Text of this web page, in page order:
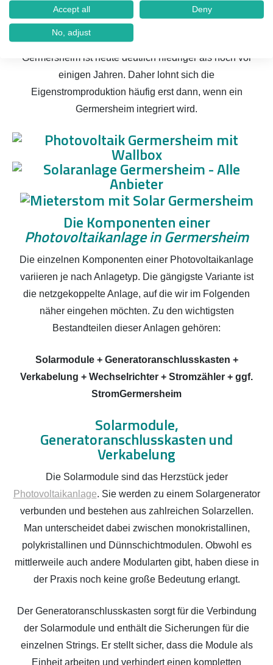
Möglichkeit, überschüssigen Strom zu verkaufen und
damit Einnahmen zu erzielen. Allerdings ist dies eine
vereinfachte Darstellung, denn die
Germersheim ist heute deutlich niedriger als noch vor
einigen Jahren. Daher lohnt sich die
Eigenstromproduktion häufig erst dann, wenn ein
Germersheim integriert wird.
Die Komponenten einer
Photovoltaikanlage in Germersheim
Die einzelnen Komponenten einer Photovoltaikanlage
variieren je nach Anlagetyp. Die gängigste Variante ist
die netzgekoppelte Anlage, auf die wir im Folgenden
näher eingehen möchten. Zu den wichtigsten
Bestandteilen dieser Anlagen gehören:
Solarmodule + Generatoranschlusskasten +
Verkabelung + Wechselrichter + Stromzähler + ggf.
StromGermersheim
Solarmodule,
Generatoranschlusskasten und
Verkabelung
Die Solarmodule sind das Herzstück jeder
Photovoltaikanlage. Sie werden zu einem Solargenerator
verbunden und bestehen aus zahlreichen Solarzellen.
Man unterscheidet dabei zwischen monokristallinen,
polykristallinen und Dünnschichtmodulen. Obwohl es
mittlerweile auch andere Modularten gibt, haben diese in
der Praxis noch keine große Bedeutung erlangt.
Der Generatoranschlusskasten sorgt für die Verbindung
der Solarmodule und enthält die Sicherungen für die
einzelnen Strings. Er stellt sicher, dass die Module als
Einheit arbeiten und verhindert einen kompletten
Accept all Deny
No, adjust